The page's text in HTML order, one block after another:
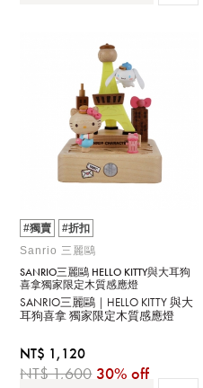
#獨賣
#折扣
Sanrio 三麗鷗
SANRIO三麗鷗 HELLO KITTY與大耳狗
喜拿獨家限定木質感應燈
SANRIO三麗鷗｜HELLO KITTY 與大
耳狗喜拿 獨家限定木質感應燈
NT$ 1,120
NT$ 1,600 30% off